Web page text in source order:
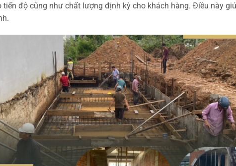
độ cũng như chất lượng định kỳ cho khách hàng. Điều này